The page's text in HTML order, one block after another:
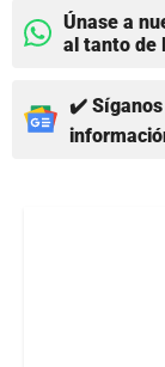
Únase a
al tanto de
✔️ Síganos